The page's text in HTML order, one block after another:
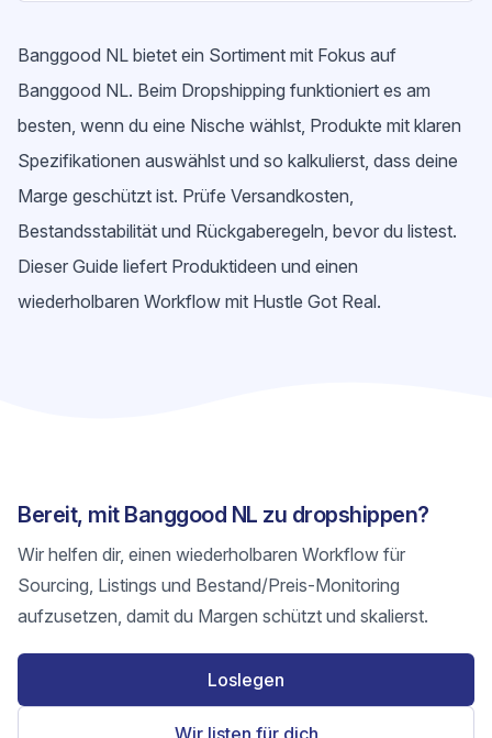
Banggood NL bietet ein Sortiment mit Fokus auf
Banggood NL. Beim Dropshipping funktioniert es am
besten, wenn du eine Nische wählst, Produkte mit klaren
Spezifikationen auswählst und so kalkulierst, dass deine
Marge geschützt ist. Prüfe Versandkosten,
Bestandsstabilität und Rückgaberegeln, bevor du listest.
Dieser Guide liefert Produktideen und einen
wiederholbaren Workflow mit Hustle Got Real.
Bereit, mit Banggood NL zu dropshippen?
Wir helfen dir, einen wiederholbaren Workflow für
Sourcing, Listings und Bestand/Preis-Monitoring
aufzusetzen, damit du Margen schützt und skalierst.
Loslegen
Wir listen für dich